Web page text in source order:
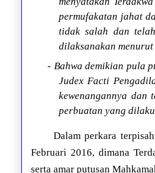
permufakatan jahat
tidak salah dan
dilaksanakan
- Bahwa demikian pula
Judex Facti
kewenangannya dan
perbuatan yang
Dalam perkara
Februari 2016, dimana
serta amar putusan